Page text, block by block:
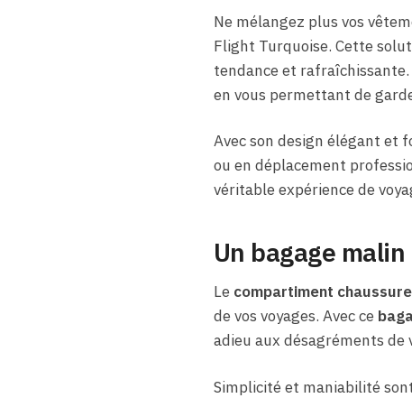
Ne mélangez plus vos
Flight Turquoise. Cette
tendance et
en vous permettant de
Avec son design élégant et
ou en déplacement
véritable expérience de
Un bagage
Le compartiment
de vos voyages. Avec ce
adieu aux désagréments
Simplicité et maniabilité